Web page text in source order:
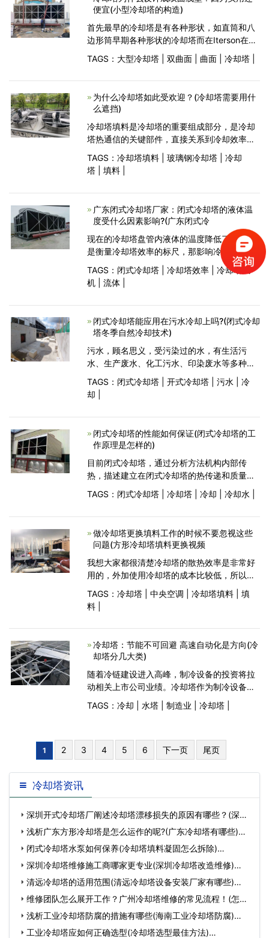
便宜(小型冷却塔的构造)
首先最早的冷却塔是有各种形状，如直筒和八
边形筒早期各种形状的冷却塔而在Iterson在
1915年第一次发明了双曲面型塔后,这种构型在
热电站中迅速流行，那么为什么会有这种转变
TAGS： 大型冷却塔| 双曲面| 曲面| 冷却塔|
为什么冷却塔如此受欢迎？(冷却塔需要用什
么遮挡)
冷却塔填料是冷却塔的重要组成部分，是冷却
塔热通信的关键部件，直接关系到冷却效率的
高低。其质量和效果在很大程度上取决于冷却
塔厂家的冷却能力。一般由不均匀的聚氯乙烯
波纹板制成，具有
TAGS： 冷却塔填料| 玻璃钢冷却塔| 冷却
塔| 填料|
广东闭式冷却塔厂家：闭式冷却塔的液体温
度受什么因素影响?(广东闭式冷
现在的冷却塔盘管内液体的温度降低了多少，
是衡量冷却塔效率的标尺，那影响冷却塔盘管
内液体温度的因素，成为用户比较关心的问
题，广东闭式冷却塔制造厂家，根据多年的实
践，得出了许多重要因素，下
TAGS： 闭式冷却塔| 冷却塔效率| 冷却塔风
机| 流体|
闭式冷却塔能应用在污水冷却上吗?(闭式冷却
塔冬季自然冷却技术)
污水，顾名思义，受污染过的水，有生活污
水、生产废水、化工污水、印染废水等多种，
但他们都有一个共同特征：内含多种杂质或化
学成分。这种污水如果直接排放到环境中不仅
造成水资源的浪费，更会对
TAGS： 闭式冷却塔| 开式冷却塔| 污水
冷
却
闭式冷却塔的性能如何保证(闭式冷却塔的工
作原理是怎样的)
目前闭式冷却塔，通过分析方法机构内部传
热，描述建立在闭式冷却塔的热传递和质量的
性能的数学模型，获得的分析模型的解决方
案，结果当冷却塔的结构参数是恒定的，冷却
TAGS： 闭式冷却塔| 冷却塔| 冷却 冷却水
做冷却塔更换填料工作的时候不要忽视这些
问题(方形冷却塔填料更换视频
我想大家都很清楚冷却塔的散热效率是非常好
用的，外加使用冷却塔的成本比较低，所以很
快就已经很普及了，不论是机械加的工厂还是
食品生产厂家以及大型的公共场所和商场、办
公楼的里面多数的
TAGS： 冷却塔| 中央空调 冷却塔填料| 填
料|
冷却塔：节能不可回避 高速自动化是方向(冷
却塔分几大类)
随着冷链建设进入高峰，制冷设备的投资将拉
动相关上市公司业绩。冷却塔作为制冷设备在
医药生产、化学工业等过程中的应用日益广
泛。目前，在我国冷却水塔制造业结构急需调
TAGS： 冷却 水塔| 制造业 冷却塔|
1 2 3 4 5 6 下一页 尾页
冷却塔资讯
深圳开式冷却塔厂阐述冷却塔漂移损失的原因有哪些？(深圳
开式…
浅析广东方形冷却塔是怎么运作的呢?(广东冷却塔有哪些)…
闭式冷却塔水泵如何保养(冷却塔填料凝固怎么拆除)…
深圳冷却塔维修施工商哪家更专业(深圳冷却塔改造维修)…
清远冷却塔的适用范围(清远冷却塔设备安装厂家有哪些)…
维修团队怎么展开工作？广州冷却塔维修的常见流程！(怎么
管理好…
浅析工业冷却塔防腐的措施有哪些(海南工业冷却塔防腐)…
工业冷却塔应如何正确选型(冷却塔选型最佳方法)…